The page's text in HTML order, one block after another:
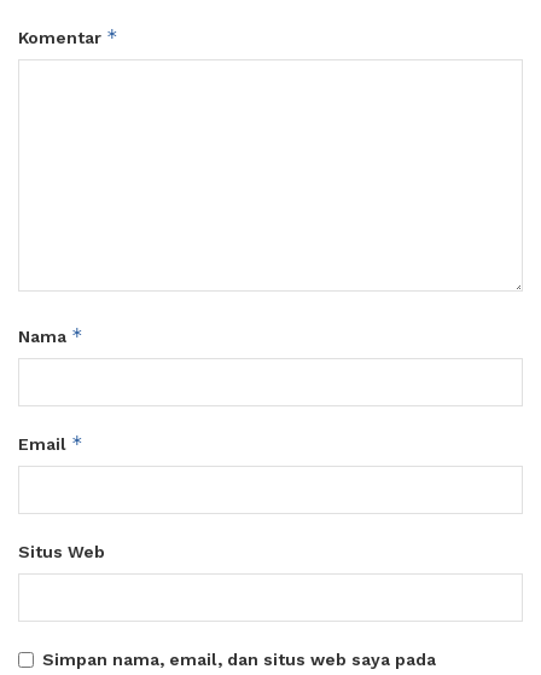
Komentar *
Nama *
Email *
Situs Web
Simpan nama, email, dan situs web saya pada